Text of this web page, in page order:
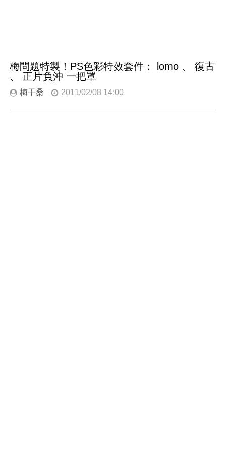
梅問題特製！PS色彩特效套件： lomo 、 復古
、 正片負沖 一把罩
梅干桑 2011/02/08 14:00